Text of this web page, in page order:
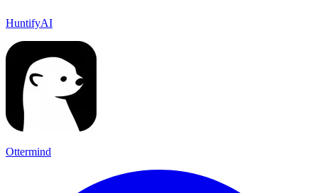
HuntifyAI
Ottermind